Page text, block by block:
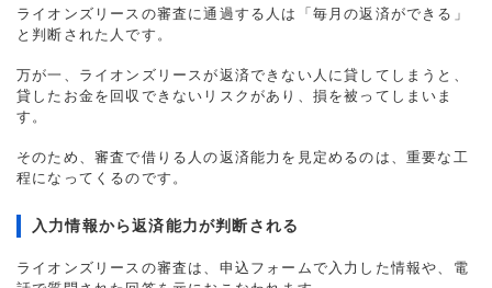
ライオンズリースの審査に通過する人は「毎月の返済ができる」
と判断された人です。
万が一、ライオンズリースが返済できない人に貸してしまうと、
貸したお金を回収できないリスクがあり、損を被ってしまいま
す。
そのため、審査で借りる人の返済能力を見定めるのは、重要な工
程になってくるのです。
入力情報から返済能力が判断される
ライオンズリースの審査は、申込フォームで入力した情報や、電